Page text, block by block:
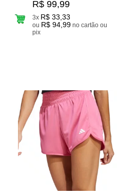
R$ 99,99
3x R$ 33,33
ou R$ 94,99 no cartão ou
pix